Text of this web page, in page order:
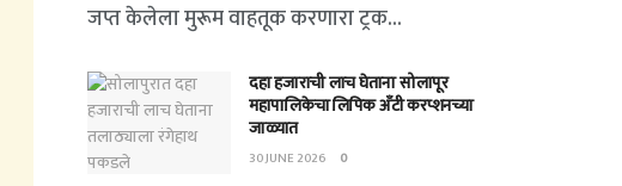
जप्त केलेला मुरूम वाहतूक करणारा ट्रक...
दहा हजाराची लाच घेताना सोलापूर
महापालिकेचा लिपिक अँटी करप्शनच्या
जाळ्यात
30 JUNE 2026 0